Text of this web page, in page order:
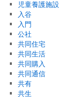
児童養護施設
入谷
入門
公社
共同住宅
共同生活
共同購入
共同通信
共有
共生